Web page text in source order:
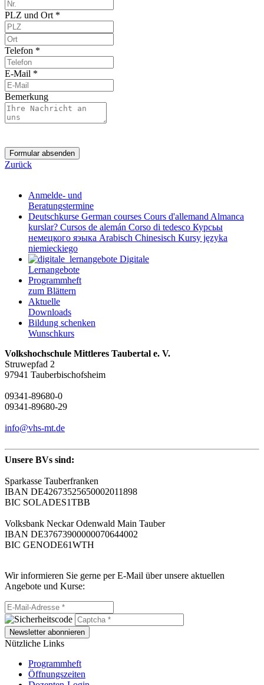
PLZ und Ort *
Telefon *
E-Mail *
Bemerkung
Formular absenden
Zurück
Anmelde- und
Beratungstermine
Deutschkurse German courses Cours d'allemand Almanca
kurslar? Cursos de alemán Corso di tedesco Курсьы
немецкого яэыка Arabisch Chinesisch Kursy języka
niemieckiego
Digitale
Lernangebote
Programmheft
zum Blättern
Aktuelle
Downloads
Bildung schenken
Wunschkurs
Volkshochschule Mittleres Taubertal e. V.
Struwepfad 2
97941 Tauberbischofsheim
09341-89680-0
09341-89680-29
info@vhs-mt.de
Unsere BVs sind:
Sparkasse Tauberfranken
IBAN DE42673525650002011898
BIC SOLADES1TBB
Volksbank Neckar Odenwald Main Tauber
IBAN DE37673900000070644002
BIC GENODE61WTH
Wir informieren Sie gerne per E-Mail über unsere aktuellen
Angebote und Kurse:
Newsletter abonnieren
Nützliche Links
Programmheft
Öffnungszeiten